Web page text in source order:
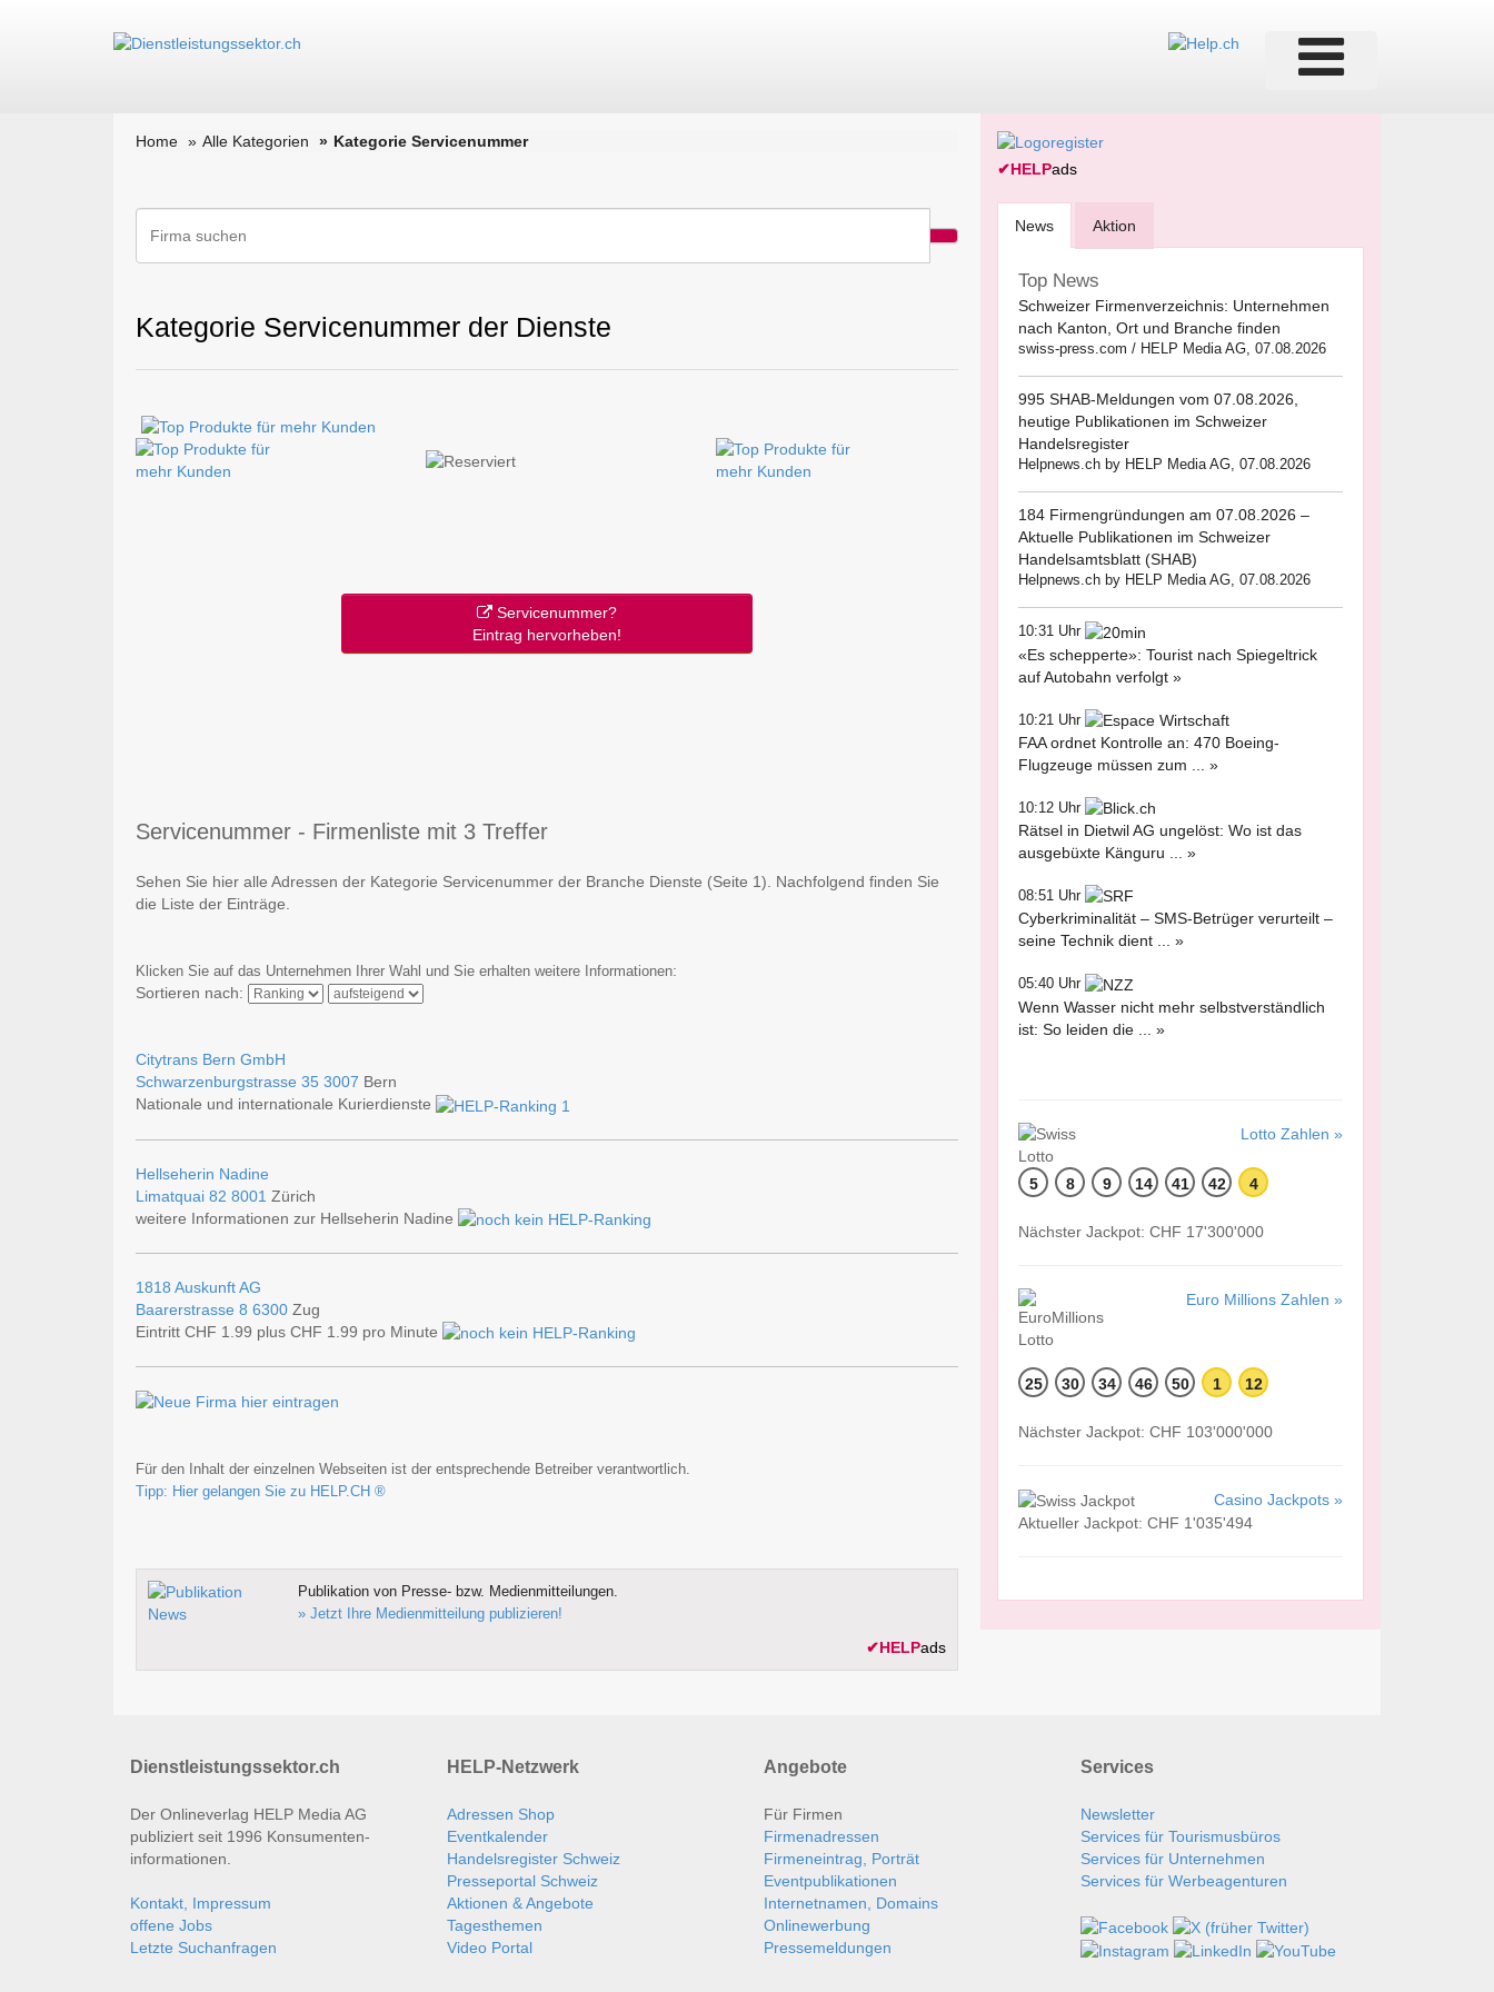
Home Alle Kategorien Kategorie Servicenummer
Kategorie Servicenummer der Dienste
Servicenummer?
Eintrag hervorheben!
Servicenummer - Firmenliste mit 3 Treffer
Sehen Sie hier alle Adressen der Kategorie Servicenummer der Branche Dienste (Seite 1). Nachfolgend finden Sie
die Liste der Einträge.
Klicken Sie auf das Unternehmen Ihrer Wahl und Sie erhalten weitere Informationen:
Sortieren nach:
Citytrans Bern GmbH
Schwarzenburgstrasse 35 3007 Bern
Nationale und internationale Kurierdienste
Hellseherin Nadine
Limatquai 82 8001 Zürich
weitere Informationen zur Hellseherin Nadine
1818 Auskunft AG
Baarerstrasse 8 6300 Zug
Eintritt CHF 1.99 plus CHF 1.99 pro Minute
Für den Inhalt der einzelnen Webseiten ist der entsprechende Betreiber verantwortlich.
Tipp: Hier gelangen Sie zu HELP.CH ®
Publikation von Presse- bzw. Medienmitteilungen.
» Jetzt Ihre Medienmitteilung publizieren!
✔HELPads
✔HELPads
News Aktion
Top News
Schweizer Firmenverzeichnis: Unternehmen
nach Kanton, Ort und Branche finden
swiss-press.com / HELP Media AG, 07.08.2026
995 SHAB-Meldungen vom 07.08.2026,
heutige Publikationen im Schweizer
Handelsregister
Helpnews.ch by HELP Media AG, 07.08.2026
184 Firmengründungen am 07.08.2026 –
Aktuelle Publikationen im Schweizer
Handelsamtsblatt (SHAB)
Helpnews.ch by HELP Media AG, 07.08.2026
10:31 Uhr
«Es schepperte»: Tourist nach Spiegeltrick
auf Autobahn verfolgt »
10:21 Uhr
FAA ordnet Kontrolle an: 470 Boeing-
Flugzeuge müssen zum ... »
10:12 Uhr
Rätsel in Dietwil AG ungelöst: Wo ist das
ausgebüxte Känguru ... »
08:51 Uhr
Cyberkriminalität – SMS-Betrüger verurteilt –
seine Technik dient ... »
05:40 Uhr
Wenn Wasser nicht mehr selbstverständlich
ist: So leiden die ... »
Lotto Zahlen »
5 8 9 14 41 42 4
Nächster Jackpot: CHF 17'300'000
Euro Millions Zahlen »
25 30 34 46 50 1 12
Nächster Jackpot: CHF 103'000'000
Casino Jackpots »
Aktueller Jackpot: CHF 1'035'494
Dienstleistungssektor.ch
Der Onlineverlag HELP Media AG
publiziert seit 1996 Konsumenten­
informationen.
Kontakt, Impressum
offene Jobs
Letzte Suchanfragen
HELP-Netzwerk
Adressen Shop
Eventkalender
Handelsregister Schweiz
Presseportal Schweiz
Aktionen & Angebote
Tagesthemen
Video Portal
Angebote
Für Firmen
Firmenadressen
Firmeneintrag, Porträt
Eventpublikationen
Internetnamen, Domains
Onlinewerbung
Pressemeldungen
Services
Newsletter
Services für Tourismusbüros
Services für Unternehmen
Services für Werbeagenturen